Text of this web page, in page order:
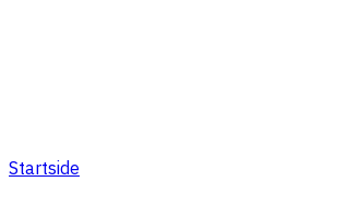
Startside